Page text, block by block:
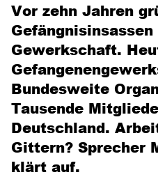
Vor zehn Jahren
Gewerkschaft.
Bundesweite
Tausende
Deutschland.
Gittern? Sprecher
klärt auf.